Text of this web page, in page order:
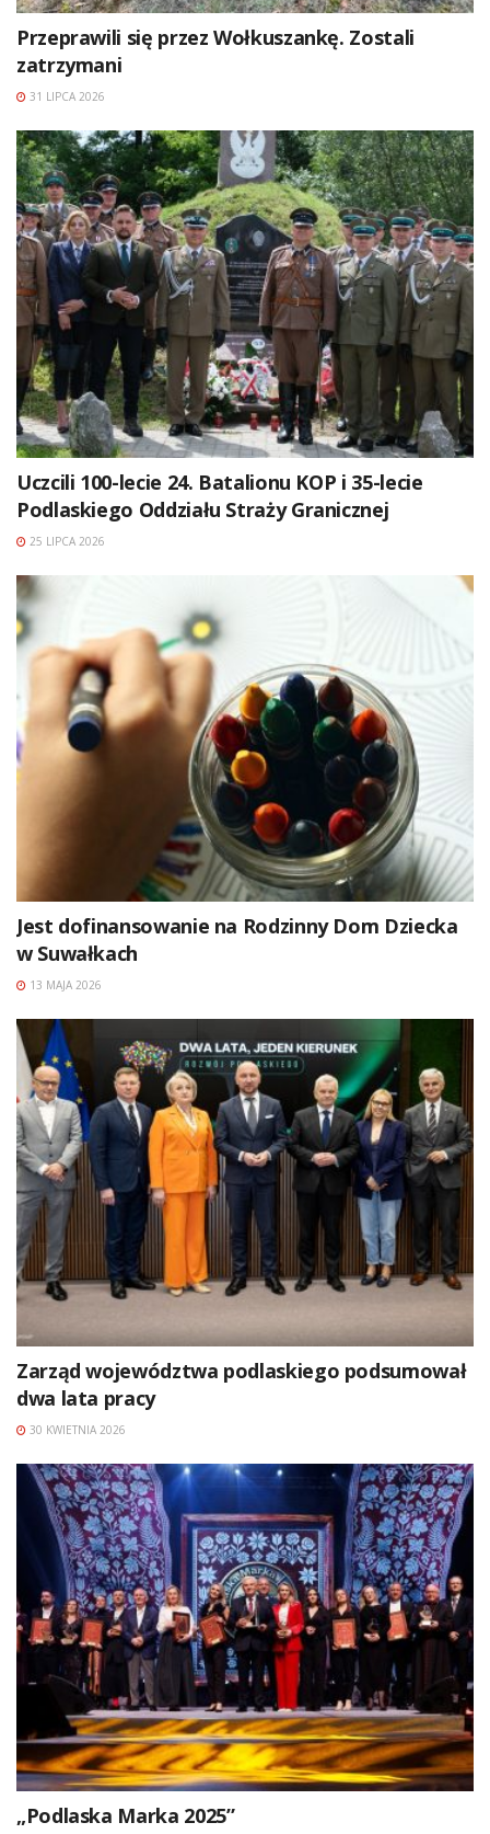
Przeprawili się przez Wołkuszankę. Zostali
zatrzymani
31 LIPCA 2026
Uczcili 100-lecie 24. Batalionu KOP i 35-lecie
Podlaskiego Oddziału Straży Granicznej
25 LIPCA 2026
Jest dofinansowanie na Rodzinny Dom Dziecka
w Suwałkach
13 MAJA 2026
Zarząd województwa podlaskiego podsumował
dwa lata pracy
30 KWIETNIA 2026
„Podlaska Marka 2025”